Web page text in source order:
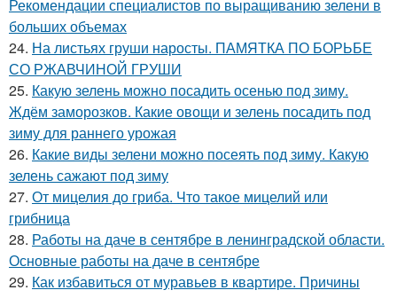
Рекомендации специалистов по выращиванию зелени в
больших объемах
24. На листьях груши наросты. ПАМЯТКА ПО БОРЬБЕ
СО РЖАВЧИНОЙ ГРУШИ
25. Какую зелень можно посадить осенью под зиму.
Ждём заморозков. Какие овощи и зелень посадить под
зиму для раннего урожая
26. Какие виды зелени можно посеять под зиму. Какую
зелень сажают под зиму
27. От мицелия до гриба. Что такое мицелий или
грибница
28. Работы на даче в сентябре в ленинградской области.
Основные работы на даче в сентябре
29. Как избавиться от муравьев в квартире. Причины